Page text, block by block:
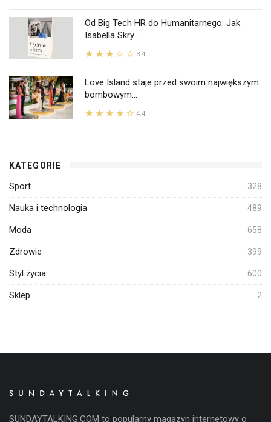
Od Big Tech HR do Humanitarnego: Jak
Isabella Skry...
3.4
Love Island staje przed swoim największym
bombowym...
4.4
KATEGORIE
Sport 328
Nauka i technologia 489
Moda 658
Zdrowie 399
Styl życia 600
Sklep 2
SUNDAYTALKING.COM to popularny magazyn internetowy o